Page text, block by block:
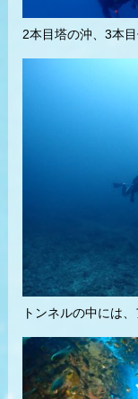
2本目塔の沖、3本
トンネルの中には